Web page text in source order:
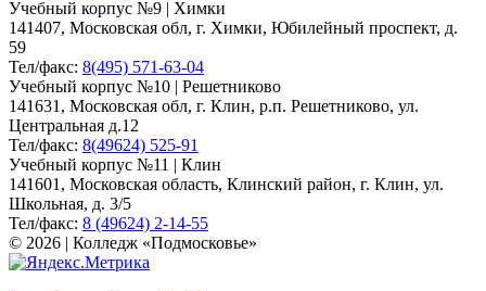
Учебный корпус №9 | Химки
141407, Московская обл, г. Химки, Юбилейный проспект, д.
59
Тел/факс: 8(495) 571-63-04
Учебный корпус №10 | Решетниково
141631, Московская обл, г. Клин, р.п. Решетниково, ул.
Центральная д.12
Тел/факс: 8(49624) 525-91
Учебный корпус №11 | Клин
141601, Московская область, Клинский район, г. Клин, ул.
Школьная, д. 3/5
Тел/факс: 8 (49624) 2-14-55
© 2026 | Колледж «Подмосковье»